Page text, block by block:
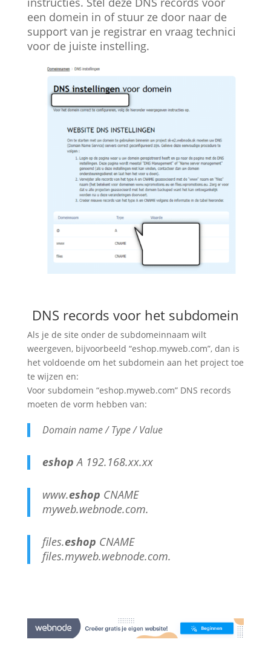
een domein in of stuur ze door naar de
support van je registrar en vraag technici
voor de juiste instelling.
DNS records voor het subdomein
Als je de site onder de subdomeinnaam wilt
weergeven, bijvoorbeeld “eshop.myweb.com”, dan is
het voldoende om het subdomein aan het project toe
te wijzen en:
Voor subdomein “eshop.myweb.com” DNS records
moeten de vorm hebben van:
Domain name / Type / Value
eshop A 192.168.xx.xx
www.eshop CNAME
myweb.webnode.com.
files.eshop CNAME
files.myweb.webnode.com.